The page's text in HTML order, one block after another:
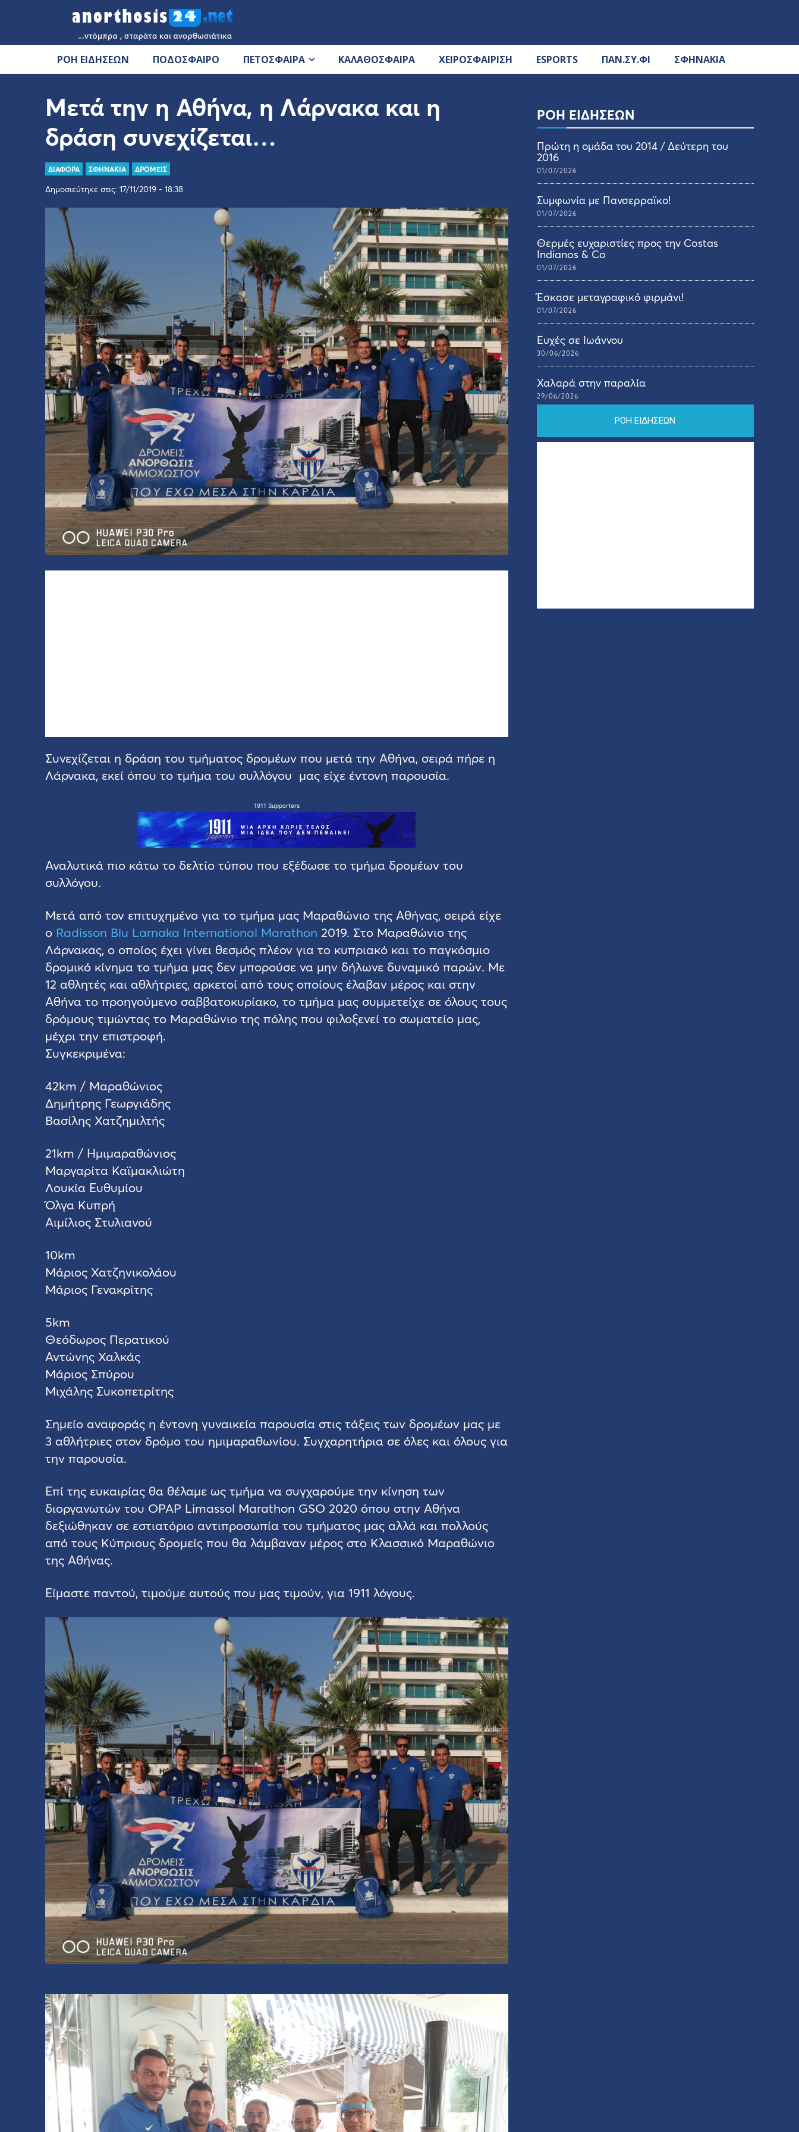
ΡΟΗ ΕΙΔΗΣΕΩΝ ΠΟΔΟΣΦΑΙΡΟ ΠΕΤΟΣΦΑΙΡΑ ΚΑΛΑΘΟΣΦΑΙΡΑ ΧΕΙΡΟΣΦΑΙΡΙΣΗ ESPORTS ΠΑΝ.ΣΥ.ΦΙ ΣΦΗΝΑΚΙΑ
Μετά την η Αθήνα, η Λάρνακα και η
δράση συνεχίζεται…
ΔΙΑΦΟΡΑ ΣΦΗΝΑΚΙΑ ΔΡΟΜΕΙΣ
Δημοσιεύτηκε στις: 17/11/2019 - 18:38
Συνεχίζεται η δράση του τμήματος δρομέων που μετά την Αθήνα, σειρά πήρε η
Λάρνακα, εκεί όπου το τμήμα του συλλόγου μας είχε έντονη παρουσία.
1911 Supporters
Αναλυτικά πιο κάτω το δελτίο τύπου που εξέδωσε το τμήμα δρομέων του
συλλόγου.
Μετά από τον επιτυχημένο για το τμήμα μας Μαραθώνιο της Αθήνας, σειρά είχε
ο Radisson Blu Larnaka International Marathon 2019. Στο Μαραθώνιο της
Λάρνακας, ο οποίος έχει γίνει θεσμός πλέον για το κυπριακό και το παγκόσμιο
δρομικό κίνημα το τμήμα μας δεν μπορούσε να μην δήλωνε δυναμικό παρών. Με
12 αθλητές και αθλήτριες, αρκετοί από τους οποίους έλαβαν μέρος και στην
Αθήνα το προηγούμενο σαββατοκυρίακο, το τμήμα μας συμμετείχε σε όλους τους
δρόμους τιμώντας το Μαραθώνιο της πόλης που φιλοξενεί το σωματείο μας,
μέχρι την επιστροφή.
Συγκεκριμένα:
42km / Μαραθώνιος
Δημήτρης Γεωργιάδης
Βασίλης Χατζημιλτής
21km / Ημιμαραθώνιος
Μαργαρίτα Καϊμακλιώτη
Λουκία Ευθυμίου
Όλγα Κυπρή
Αιμίλιος Στυλιανού
10km
Μάριος Χατζηνικολάου
Μάριος Γενακρίτης
5km
Θεόδωρος Περατικού
Αντώνης Χαλκάς
Μάριος Σπύρου
Μιχάλης Συκοπετρίτης
Σημείο αναφοράς η έντονη γυναικεία παρουσία στις τάξεις των δρομέων μας με
3 αθλήτριες στον δρόμο του ημιμαραθωνίου. Συγχαρητήρια σε όλες και όλους για
την παρουσία.
Επί της ευκαιρίας θα θέλαμε ως τμήμα να συγχαρούμε την κίνηση των
διοργανωτών του OPAP Limassol Marathon GSO 2020 όπου στην Αθήνα
δεξιώθηκαν σε εστιατόριο αντιπροσωπία του τμήματος μας αλλά και πολλούς
από τους Κύπριους δρομείς που θα λάμβαναν μέρος στο Κλασσικό Μαραθώνιο
της Αθήνας.
Είμαστε παντού, τιμούμε αυτούς που μας τιμούν, για 1911 λόγους.
ΡΟΗ ΕΙΔΗΣΕΩΝ
Πρώτη η ομάδα του 2014 / Δεύτερη του
2016
01/07/2026
Συμφωνία με Πανσερραϊκο!
01/07/2026
Θερμές ευχαριστίες προς την Costas
Indianos & Co
01/07/2026
Έσκασε μεταγραφικό φιρμάνι!
01/07/2026
Ευχές σε Ιωάννου
30/06/2026
Χαλαρά στην παραλία
29/06/2026
ΡΟΗ ΕΙΔΗΣΕΩΝ